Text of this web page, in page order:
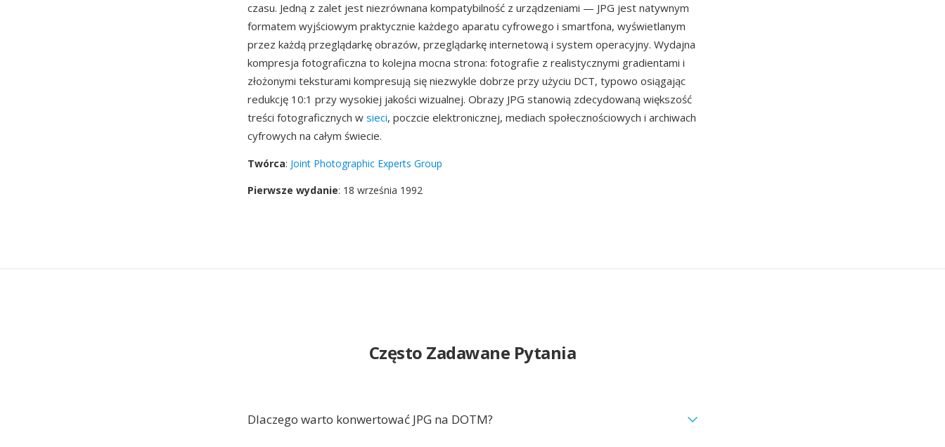
czasu. Jedną z zalet jest niezrównana kompatybilność z urządzeniami — JPG jest natywnym
formatem wyjściowym praktycznie każdego aparatu cyfrowego i smartfona, wyświetlanym
przez każdą przeglądarkę obrazów, przeglądarkę internetową i system operacyjny. Wydajna
kompresja fotograficzna to kolejna mocna strona: fotografie z realistycznymi gradientami i
złożonymi teksturami kompresują się niezwykle dobrze przy użyciu DCT, typowo osiągając
redukcję 10:1 przy wysokiej jakości wizualnej. Obrazy JPG stanowią zdecydowaną większość
treści fotograficznych w sieci, poczcie elektronicznej, mediach społecznościowych i archiwach
cyfrowych na całym świecie.
Twórca: Joint Photographic Experts Group
Pierwsze wydanie: 18 września 1992
Często Zadawane Pytania
Dlaczego warto konwertować JPG na DOTM?